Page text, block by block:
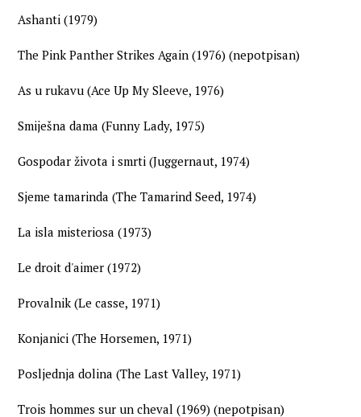
Ashanti (1979)
The Pink Panther Strikes Again (1976) (nepotpisan)
As u rukavu (Ace Up My Sleeve, 1976)
Smiješna dama (Funny Lady, 1975)
Gospodar života i smrti (Juggernaut, 1974)
Sjeme tamarinda (The Tamarind Seed, 1974)
La isla misteriosa (1973)
Le droit d'aimer (1972)
Provalnik (Le casse, 1971)
Konjanici (The Horsemen, 1971)
Posljednja dolina (The Last Valley, 1971)
Trois hommes sur un cheval (1969) (nepotpisan)